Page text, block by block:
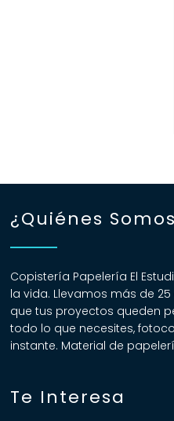
¿Quiénes
Copistería Papelería El
la vida. Llevamos más de
que tus proyectos queden
todo lo que necesites,
instante. Material de
Te Interesa